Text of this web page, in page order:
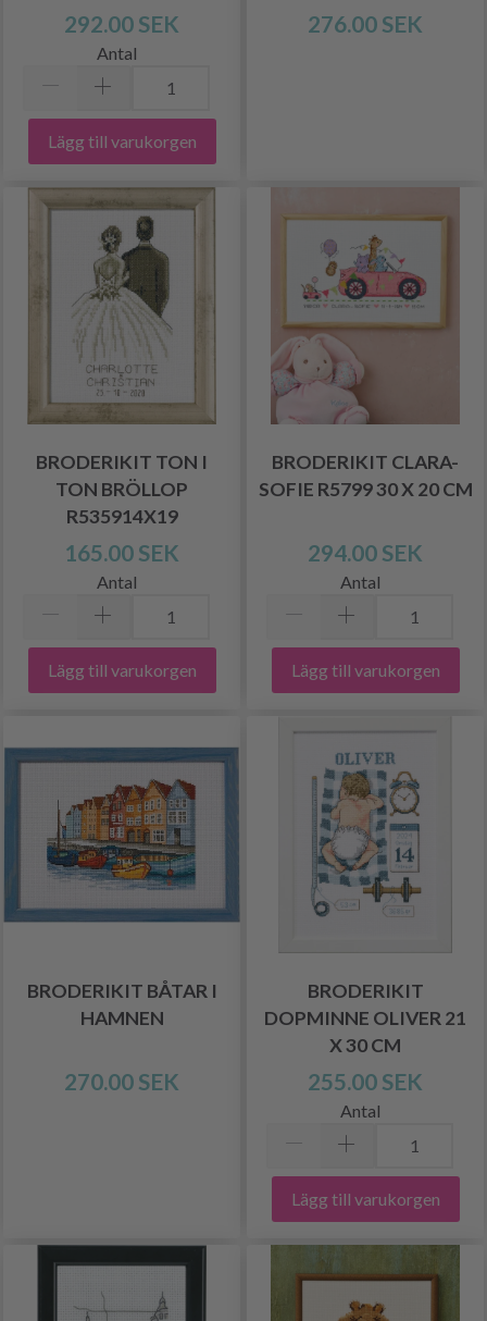
292.00 SEK
Antal
Lägg till varukorgen
276.00 SEK
BRODERIKIT TON I
TON BRÖLLOP
R535914X19
165.00 SEK
Antal
Lägg till varukorgen
BRODERIKIT CLARA-
SOFIE R5799 30 X 20 CM
294.00 SEK
Antal
Lägg till varukorgen
BRODERIKIT BÅTAR I
HAMNEN
270.00 SEK
BRODERIKIT
DOPMINNE OLIVER 21
X 30 CM
255.00 SEK
Antal
Lägg till varukorgen